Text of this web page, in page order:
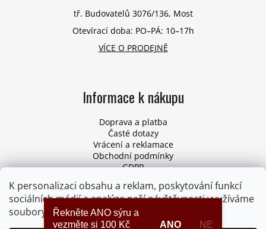
K personalizaci obsahu a reklam, poskytování funkcí
sociálních médií a analýze naší návštěvnosti využíváme
soubory cookies. Více informací
tř. Budovatelů 3076/136, Most
Otevírací doba: PO–PÁ: 10–17h
VÍCE O PRODEJNĚ
Informace k nákupu
Doprava a platba
Časté dotazy
Vrácení a reklamace
Obchodní podmínky
GDPR
Odstoupení od smlouvy
Řekněte ANO sýru a
vezměte si 100 Kč
ANO NE